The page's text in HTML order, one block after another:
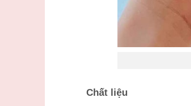
Chất liệu